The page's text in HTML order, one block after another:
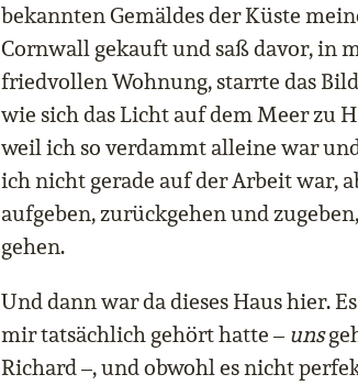
bekannten Gemäldes der Küste
Cornwall gekauft und saß davor, in
friedvollen Wohnung, starrte das
wie sich das Licht auf dem Meer zu
weil ich so verdammt alleine war
ich nicht gerade auf der Arbeit war,
aufgeben, zurückgehen und
gehen.
Und dann war da dieses Haus hier.
mir tatsächlich gehört hatte – uns
Richard –, und obwohl es nicht